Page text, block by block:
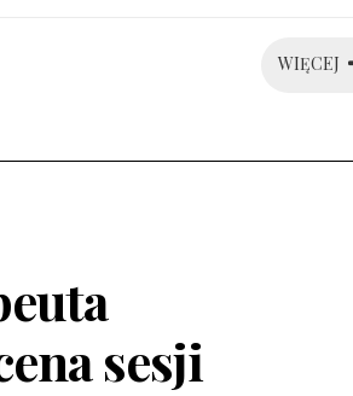
WIĘCEJ
sesji